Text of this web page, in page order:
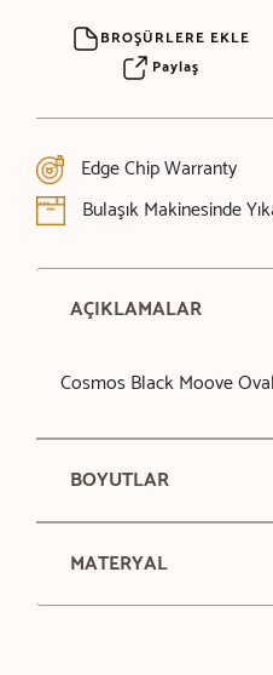
BROŞÜRLERE EKLE
Paylaş
Edge Chip Warranty
Bulaşık Makinesinde
AÇIKLAMALAR
Cosmos Black Moove
BOYUTLAR
MATERYAL